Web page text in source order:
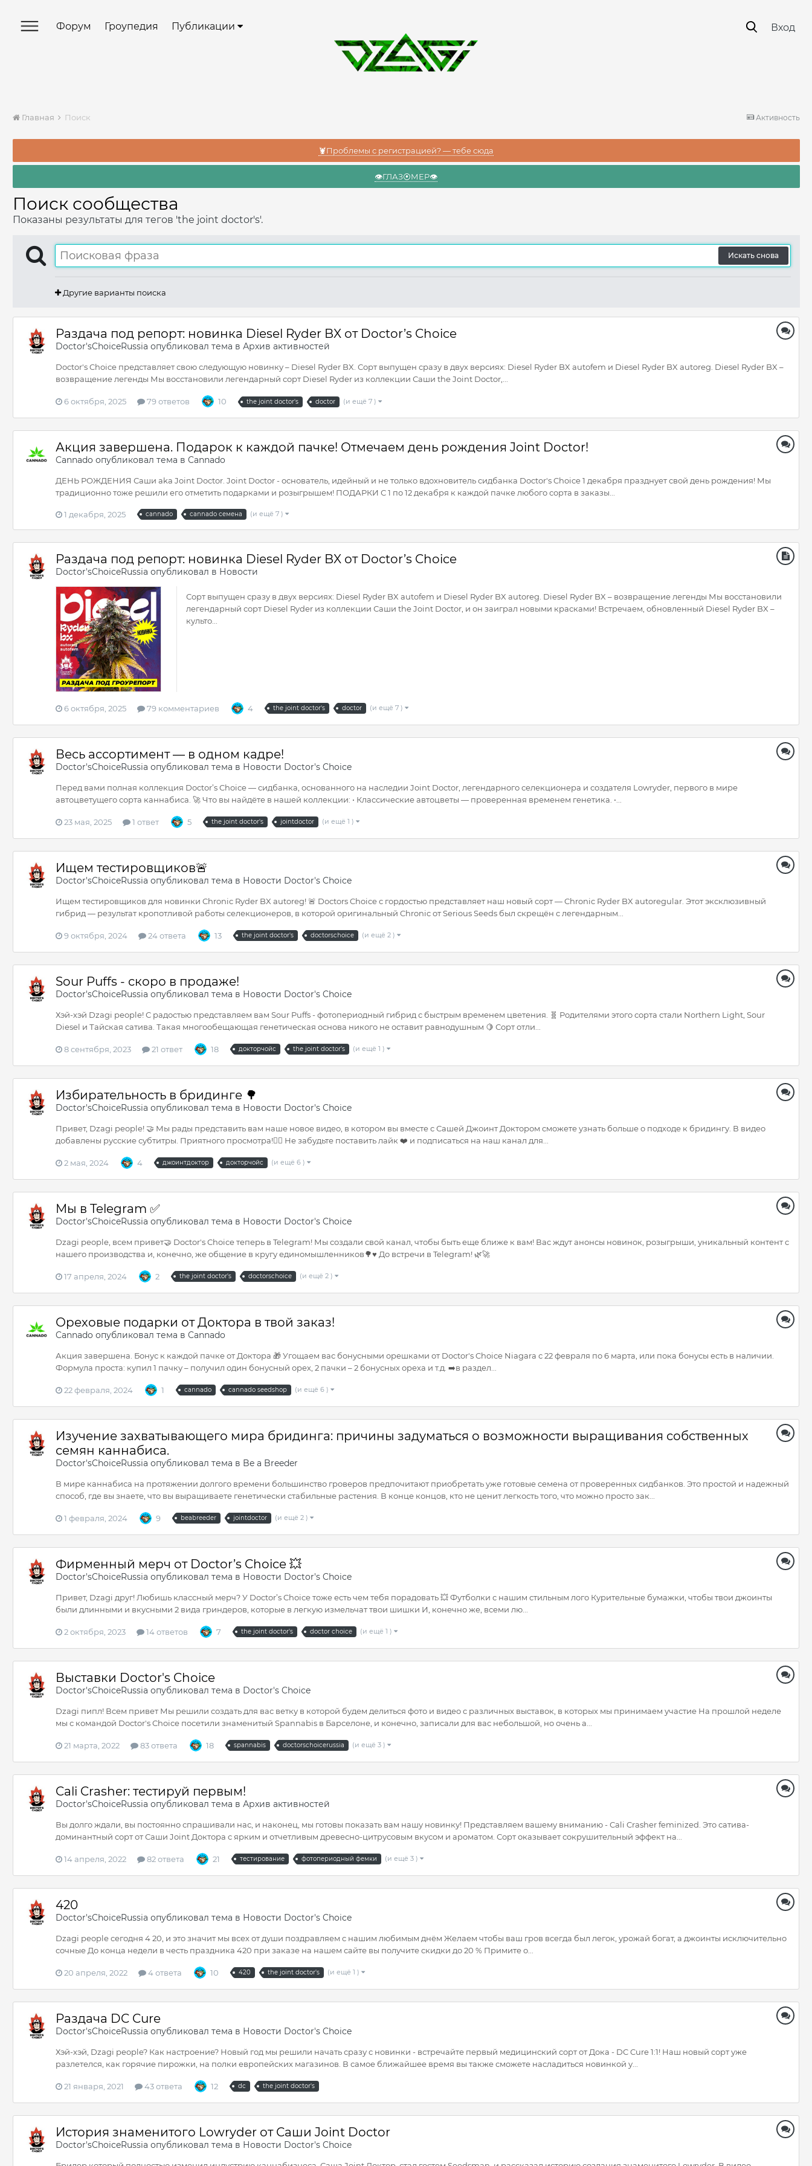
Форум Гроупедия Публикации Вход
Активность
Главная Поиск
🦞Проблемы с регистрацией? — тебе сюда
👁️ГЛАЗ⦿МЕР👁️
Поиск сообщества
Показаны результаты для тегов 'the joint doctor's'.
Искать снова
Другие варианты поиска
Раздача под репорт: новинка Diesel Ryder BX от Doctor’s Choice
Doctor'sChoiceRussia опубликовал тема в Архив активностей
Doctor's Choice представляет свою следующую новинку – Diesel Ryder BX. Сорт выпущен сразу в двух версиях: Diesel Ryder BX autofem и Diesel Ryder BX autoreg. Diesel Ryder BX –
возвращение легенды Мы восстановили легендарный сорт Diesel Ryder из коллекции Саши the Joint Doctor,...
6 октября, 2025 79 ответов 10 the joint doctor's doctor (и ещё 7 )
Акция завершена. Подарок к каждой пачке! Отмечаем день рождения Joint Doctor!
Cannado опубликовал тема в Cannado
ДЕНЬ РОЖДЕНИЯ Саши aka Joint Doctor. Joint Doctor - основатель, идейный и не только вдохновитель сидбанка Doctor's Choice 1 декабря празднует свой день рождения! Мы
традиционно тоже решили его отметить подарками и розыгрышем! ПОДАРКИ С 1 по 12 декабря к каждой пачке любого сорта в заказы...
1 декабря, 2025 cannado cannado семена (и ещё 7 )
Раздача под репорт: новинка Diesel Ryder BX от Doctor’s Choice
Doctor'sChoiceRussia опубликовал в Новости
Сорт выпущен сразу в двух версиях: Diesel Ryder BX autofem и Diesel Ryder BX autoreg. Diesel Ryder BX – возвращение легенды Мы восстановили
легендарный сорт Diesel Ryder из коллекции Саши the Joint Doctor, и он заиграл новыми красками! Встречаем, обновленный Diesel Ryder BX –
культо...
6 октября, 2025 79 комментариев 4 the joint doctor's doctor (и ещё 7 )
Весь ассортимент — в одном кадре!
Doctor'sChoiceRussia опубликовал тема в Новости Doctor's Choice
Перед вами полная коллекция Doctor’s Choice — сидбанка, основанного на наследии Joint Doctor, легендарного селекционера и создателя Lowryder, первого в мире
автоцветущего сорта каннабиса. 🚀 Что вы найдёте в нашей коллекции: • Классические автоцветы — проверенная временем генетика. •...
23 мая, 2025 1 ответ 5 the joint doctor's jointdoctor (и ещё 1 )
Ищем тестировщиков🚨
Doctor'sChoiceRussia опубликовал тема в Новости Doctor's Choice
Ищем тестировщиков для новинки Chronic Ryder BX autoreg! 🚨 Doctors Choice с гордостью представляет наш новый сорт — Chronic Ryder BX autoregular. Этот эксклюзивный
гибрид — результат кропотливой работы селекционеров, в которой оригинальный Chronic от Serious Seeds был скрещён с легендарным...
9 октября, 2024 24 ответа 13 the joint doctor's doctorschoice (и ещё 2 )
Sour Puffs - скоро в продаже!
Doctor'sChoiceRussia опубликовал тема в Новости Doctor's Choice
Хэй-хэй Dzagi people! С радостью представляем вам Sour Puffs - фотопериодный гибрид с быстрым временем цветения. 🧬 Родителями этого сорта стали Northern Light, Sour
Diesel и Тайская сатива. Такая многообещающая генетическая основа никого не оставит равнодушным 🍋 Сорт отли...
8 сентября, 2023 21 ответ 18 докторчойс the joint doctor's (и ещё 1 )
Избирательность в бридинге 🌳
Doctor'sChoiceRussia опубликовал тема в Новости Doctor's Choice
Привет, Dzagi people! 🤝 Мы рады представить вам наше новое видео, в котором вы вместе с Сашей Джоинт Доктором сможете узнать больше о подходе к бридингу. В видео
добавлены русские субтитры. Приятного просмотра!👍🏽 Не забудьте поставить лайк ❤️ и подписаться на наш канал для...
2 мая, 2024 4 джоинтдоктор докторчойс (и ещё 6 )
Мы в Telegram ✅
Doctor'sChoiceRussia опубликовал тема в Новости Doctor's Choice
Dzagi people, всем привет🤝 Doctor's Choice теперь в Telegram! Мы создали свой канал, чтобы быть еще ближе к вам! Вас ждут анонсы новинок, розыгрыши, уникальный контент с
нашего производства и, конечно, же общение в кругу единомышленников🌳♥️ До встречи в Telegram! 🌿🚀
17 апреля, 2024 2 the joint doctor's doctorschoice (и ещё 2 )
Ореховые подарки от Доктора в твой заказ!
Cannado опубликовал тема в Cannado
Акция завершена. Бонус к каждой пачке от Доктора 🎁 Угощаем вас бонусными орешками от Doctor's Choice Niagara с 22 февраля по 6 марта, или пока бонусы есть в наличии.
Формула проста: купил 1 пачку – получил один бонусный орех, 2 пачки – 2 бонусных ореха и т.д. ➡️в раздел...
22 февраля, 2024 1 cannado cannado seedshop (и ещё 6 )
Изучение захватывающего мира бридинга: причины задуматься о возможности выращивания собственных
семян каннабиса.
Doctor'sChoiceRussia опубликовал тема в Be a Breeder
В мире каннабиса на протяжении долгого времени большинство гроверов предпочитают приобретать уже готовые семена от проверенных сидбанков. Это простой и надежный
способ, где вы знаете, что вы выращиваете генетически стабильные растения. В конце концов, кто не ценит легкость того, что можно просто зак...
1 февраля, 2024 9 beabreeder jointdoctor (и ещё 2 )
Фирменный мерч от Doctor’s Choice 💥
Doctor'sChoiceRussia опубликовал тема в Новости Doctor's Choice
Привет, Dzagi друг! Любишь классный мерч? У Doctor’s Choice тоже есть чем тебя порадовать 💥 Футболки с нашим стильным лого Курительные бумажки, чтобы твои джоинты
были длинными и вкусными 2 вида гриндеров, которые в легкую измельчат твои шишки И, конечно же, всеми лю...
2 октября, 2023 14 ответов 7 the joint doctor's doctor choice (и ещё 1 )
Выставки Doctor's Choice
Doctor'sChoiceRussia опубликовал тема в Doctor's Choice
Dzagi пипл! Всем привет Мы решили создать для вас ветку в которой будем делиться фото и видео с различных выставок, в которых мы принимаем участие На прошлой неделе
мы с командой Doctor's Choice посетили знаменитый Spannabis в Барселоне, и конечно, записали для вас небольшой, но очень а...
21 марта, 2022 83 ответа 18 spannabis doctorschoicerussia (и ещё 3 )
Cali Crasher: тестируй первым!
Doctor'sChoiceRussia опубликовал тема в Архив активностей
Вы долго ждали, вы постоянно спрашивали нас, и наконец, мы готовы показать вам нашу новинку! Представляем вашему вниманию - Сali Crasher feminized. Это сатива-
доминантный сорт от Саши Joint Доктора с ярким и отчетливым древесно-цитрусовым вкусом и ароматом. Сорт оказывает сокрушительный эффект на...
14 апреля, 2022 82 ответа 21 тестирование фотопериодный фемки (и ещё 3 )
420
Doctor'sChoiceRussia опубликовал тема в Новости Doctor's Choice
Dzagi people сегодня 4 20, и это значит мы всех от души поздравляем с нашим любимым днём Желаем чтобы ваш гров всегда был легок, урожай богат, а джоинты исключительно
сочные До конца недели в честь праздника 420 при заказе на нашем сайте вы получите скидки до 20 % Примите о...
20 апреля, 2022 4 ответа 10 420 the joint doctor's (и ещё 1 )
Раздача DC Cure
Doctor'sChoiceRussia опубликовал тема в Новости Doctor's Choice
Хэй-хэй, Dzagi people? Как настроение? Новый год мы решили начать сразу с новинки - встречайте первый медицинский сорт от Дока - DC Cure 1:1! Наш новый сорт уже
разлетелся, как горячие пирожки, на полки европейских магазинов. В самое ближайшее время вы также сможете насладиться новинкой у...
21 января, 2021 43 ответа 12 dc the joint doctor's
История знаменитого Lowryder от Саши Joint Doctor
Doctor'sChoiceRussia опубликовал тема в Новости Doctor's Choice